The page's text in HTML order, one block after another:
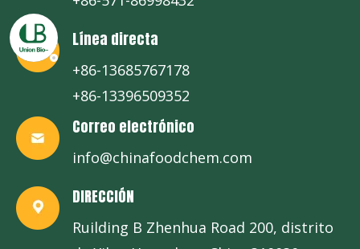
Línea directa
+86-13685767178
+86-13396509352
Correo electrónico
info@chinafoodchem.com
DIRECCIÓN
Ruilding B Zhenhua Road 200, distrito